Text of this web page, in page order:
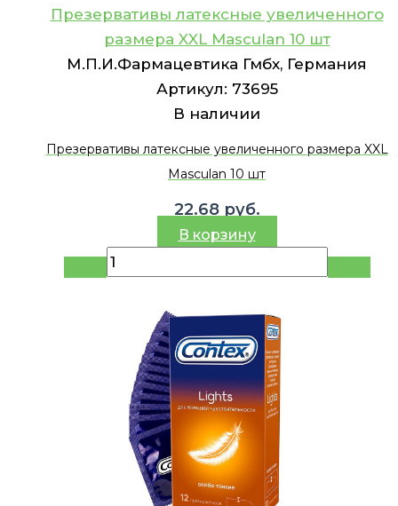
Презервативы латексные увеличенного
размера XXL Masculan 10 шт
М.П.И.Фармацевтика Гмбх, Германия
Артикул: 73695
В наличии
Презервативы латексные увеличенного размера XXL
Masculan 10 шт
22.68 руб.
В корзину